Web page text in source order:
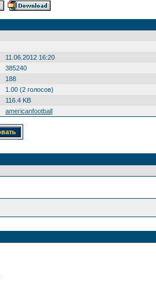
11.06.2012 16:20
385240
188
1.00 (2 голосов)
116.4 KB
americanfootball